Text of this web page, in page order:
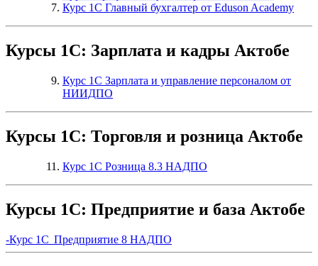
Курс 1С Главный бухгалтер от Eduson Academy
Курсы 1С: Зарплата и кадры Актобе
Курс 1С Зарплата и управление персоналом от
НИИДПО
Курсы 1С: Торговля и розница Актобе
Курс 1С Розница 8.3 НАДПО
Курсы 1С: Предприятие и база Актобе
-Курс 1С Предприятие 8 НАДПО